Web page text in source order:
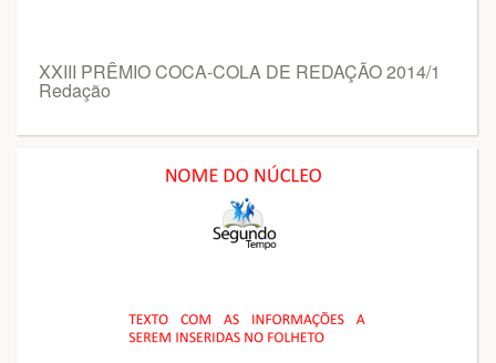
XXIII PRÊMIO COCA-COLA DE REDAÇÃO 2014/1
Redação